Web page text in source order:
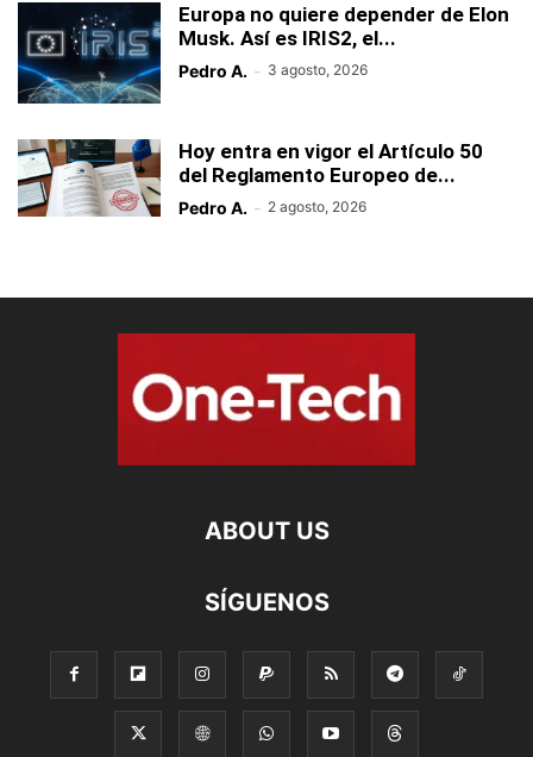
Europa no quiere depender de Elon
Musk. Así es IRIS2, el...
Pedro A. - 3 agosto, 2026
Hoy entra en vigor el Artículo 50
del Reglamento Europeo de...
Pedro A. - 2 agosto, 2026
ABOUT US
SÍGUENOS